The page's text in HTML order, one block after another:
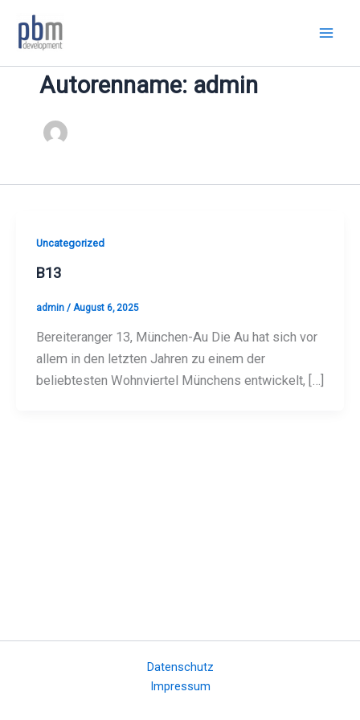
Inhalt
springen
Autorenname: admin
Uncategorized
B13
admin / August 6, 2025
Bereiteranger 13, München-Au Die Au hat sich vor
allem in den letzten Jahren zu einem der
beliebtesten Wohnviertel Münchens entwickelt, […]
Datenschutz
Impressum